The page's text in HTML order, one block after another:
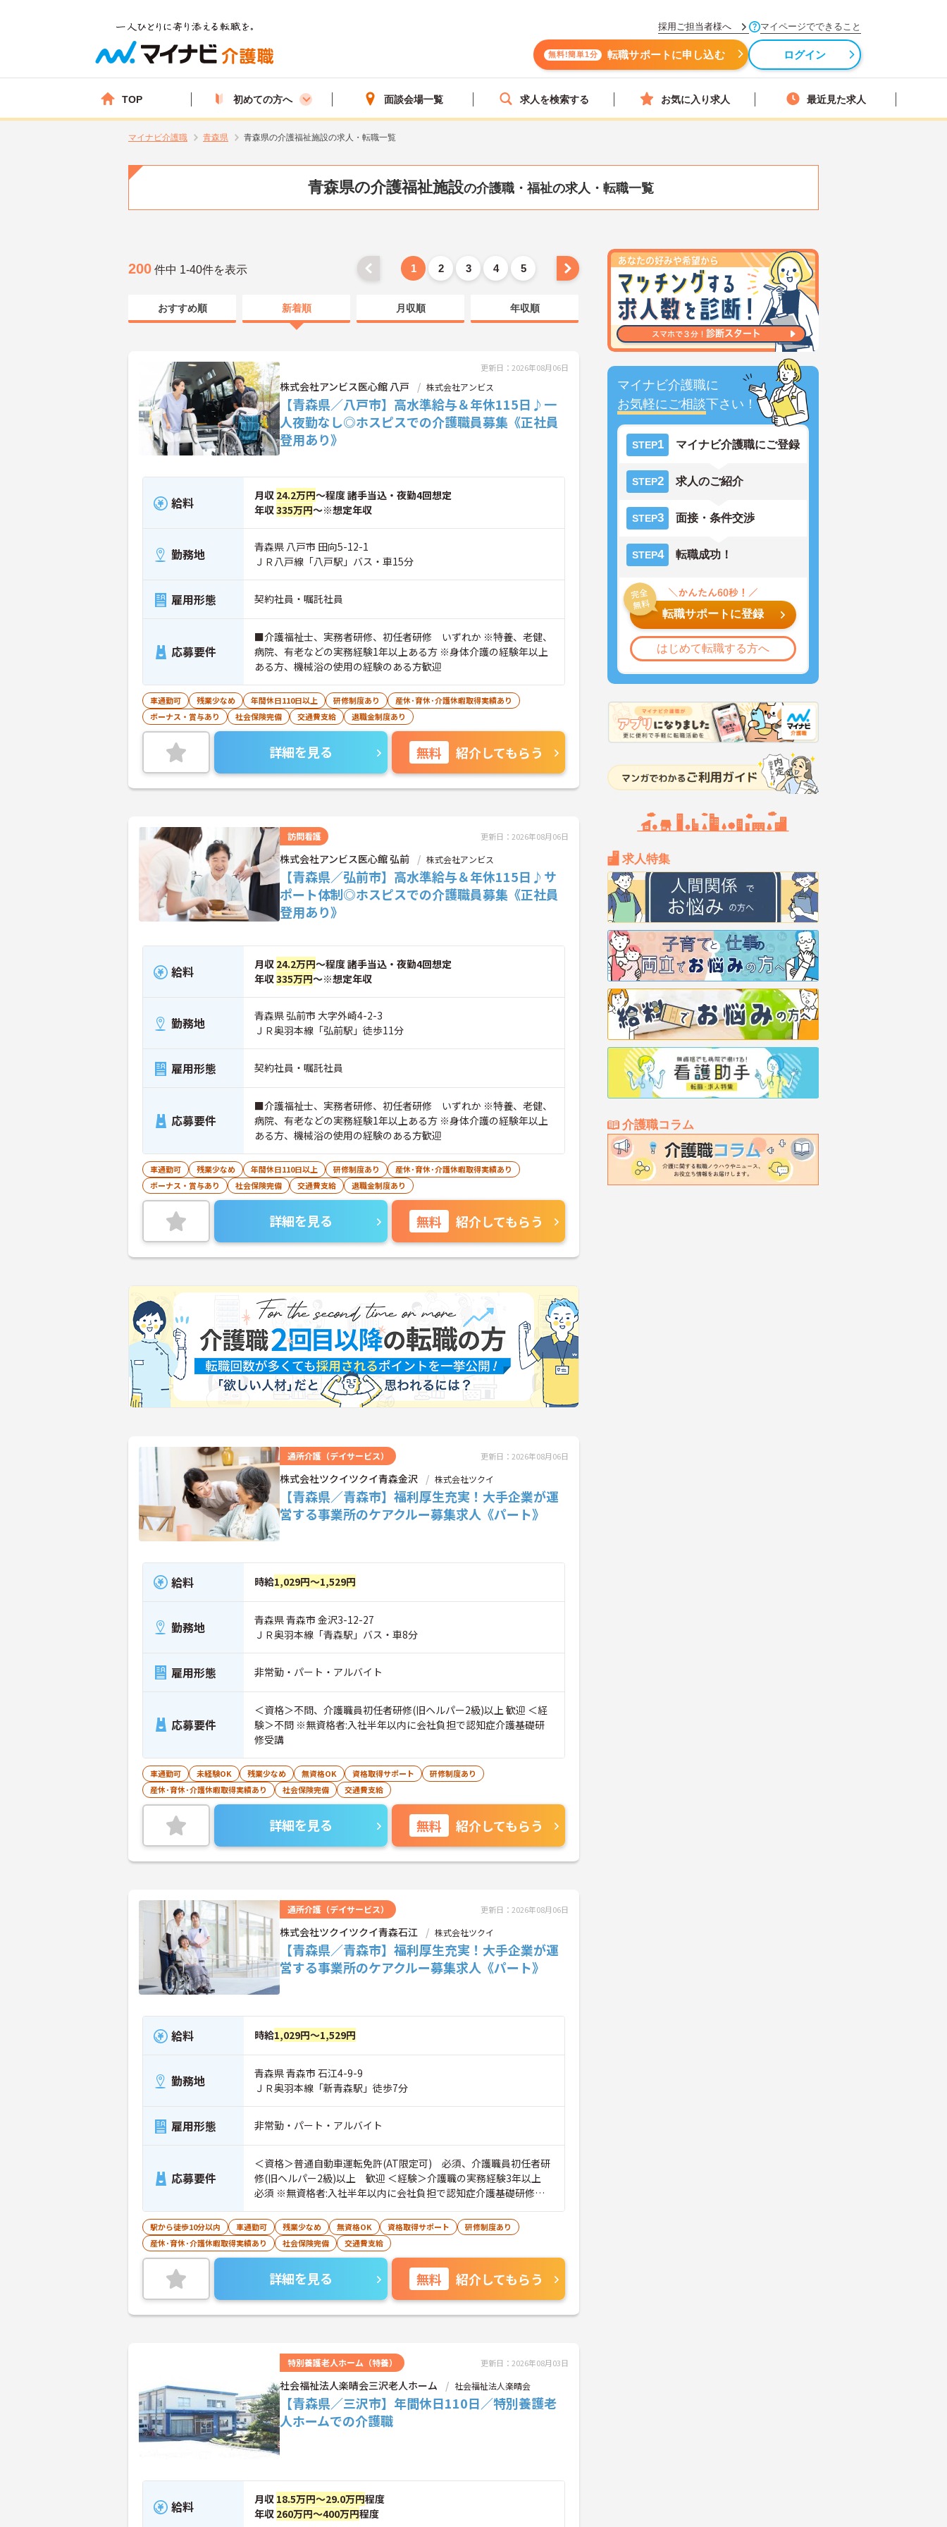
採用ご担当者様へ マイページでできること
無料!簡単1分 転職サポートに申し込む ログイン
TOP 初めての方へ 面談会場一覧 求人を検索する お気に入り求人 最近見た求人
マイナビ介護職 青森県 青森県の介護福祉施設の求人・転職一覧
青森県の介護福祉施設の介護職・福祉の求人・転職一覧
マイナビ介護職に
お気軽にご相談下さい！
STEP1 マイナビ介護職にご登録
STEP2 求人のご紹介
STEP3 面接・条件交渉
STEP4 転職成功！
転職サポートに登録
はじめて転職する方へ
求人特集
介護職コラム
200 件中 1-40件を表示 1 2 3 4 5
おすすめ順 新着順 月収順 年収順
更新日：2026年08月06日
株式会社アンビス医心館 八戸 株式会社アンビス
【青森県／八戸市】高水準給与＆年休115日♪一
人夜勤なし◎ホスピスでの介護職員募集《正社員
登用あり》
給料 月収 24.2万円～程度 諸手当込・夜勤4回想定
年収335万円～※想定年収
勤務地
青森県 八戸市 田向5-12-1
ＪＲ八戸線「八戸駅」バス・車15分
雇用形態 契約社員・嘱託社員
応募要件
■介護福祉士、実務者研修、初任者研修 いずれか ※特養、老健、
病院、有老などの実務経験1年以上ある方 ※身体介護の経験年以上
ある方、機械浴の使用の経験のある方歓迎
車通勤可 残業少なめ 年間休日110日以上 研修制度あり
産休･育休･介護休暇取得実績あり
ボーナス・賞与あり
社会保険完備 交通費支給 退職金制度あり
詳細を見る 無料 紹介してもらう
訪問看護 更新日：2026年08月06日
株式会社アンビス医心館 弘前 株式会社アンビス
【青森県／弘前市】高水準給与＆年休115日♪サ
ポート体制◎ホスピスでの介護職員募集《正社員
登用あり》
給料 月収 24.2万円～程度 諸手当込・夜勤4回想定
年収335万円～※想定年収
勤務地
青森県 弘前市 大字外崎4-2-3
ＪＲ奥羽本線「弘前駅」徒歩11分
雇用形態 契約社員・嘱託社員
応募要件
■介護福祉士、実務者研修、初任者研修 いずれか ※特養、老健、
病院、有老などの実務経験1年以上ある方 ※身体介護の経験年以上
ある方、機械浴の使用の経験のある方歓迎
車通勤可 残業少なめ 年間休日110日以上 研修制度あり
産休･育休･介護休暇取得実績あり
ボーナス・賞与あり
社会保険完備 交通費支給 退職金制度あり
詳細を見る 無料 紹介してもらう
通所介護（デイサービス） 更新日：2026年08月06日
株式会社ツクイツクイ青森金沢 株式会社ツクイ
【青森県／青森市】福利厚生充実！大手企業が運
営する事業所のケアクルー募集求人《パート》
給料 時給1,029円～1,529円
勤務地
青森県 青森市 金沢3-12-27
ＪＲ奥羽本線「青森駅」バス・車8分
雇用形態 非常勤・パート・アルバイト
応募要件
＜資格＞不問、介護職員初任者研修(旧ヘルパー2級)以上 歓迎 ＜経
験＞不問 ※無資格者:入社半年以内に会社負担で認知症介護基礎研
修受講
車通勤可 未経験OK 残業少なめ 無資格OK 資格取得サポート
研修制度あり
産休･育休･介護休暇取得実績あり
社会保険完備 交通費支給
詳細を見る 無料 紹介してもらう
通所介護（デイサービス） 更新日：2026年08月06日
株式会社ツクイツクイ青森石江 株式会社ツクイ
【青森県／青森市】福利厚生充実！大手企業が運
営する事業所のケアクルー募集求人《パート》
給料 時給1,029円～1,529円
勤務地
青森県 青森市 石江4-9-9
ＪＲ奥羽本線「新青森駅」徒歩7分
雇用形態 非常勤・パート・アルバイト
応募要件
＜資格＞普通自動車運転免許(AT限定可) 必須、介護職員初任者研
修(旧ヘルパー2級)以上 歓迎 ＜経験＞介護職の実務経験3年以上
必須 ※無資格者:入社半年以内に会社負担で認知症介護基礎研修受
講
駅から徒歩10分以内 車通勤可 残業少なめ 無資格OK 資格取得サポート
研修制度あり
産休･育休･介護休暇取得実績あり
社会保険完備 交通費支給
詳細を見る 無料 紹介してもらう
特別養護老人ホーム（特養） 更新日：2026年08月03日
社会福祉法人楽晴会三沢老人ホーム 社会福祉法人楽晴会
【青森県／三沢市】年間休日110日／特別養護老
人ホームでの介護職
給料 月収 18.5万円～29.0万円程度
年収 260万円～400万円程度